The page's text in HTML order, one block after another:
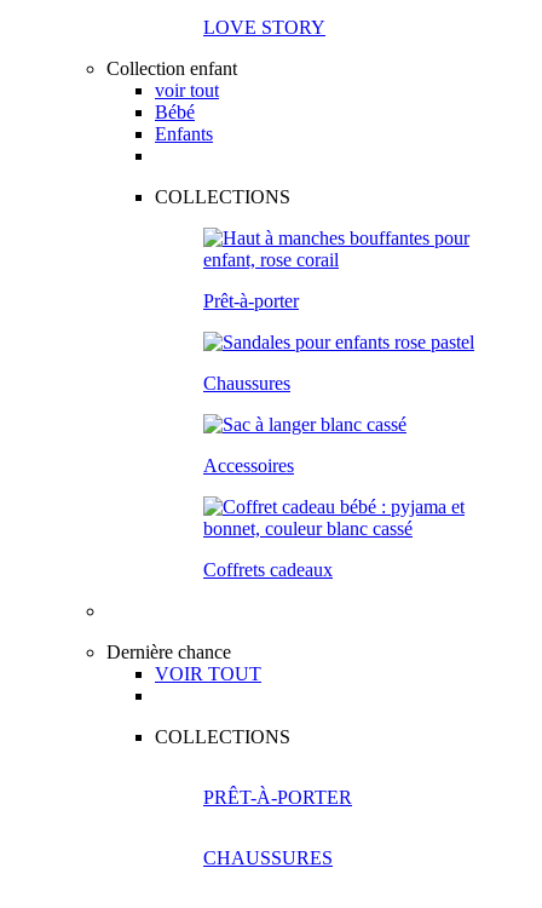
LOVE STORY
Collection enfant
voir tout
Bébé
Enfants
COLLECTIONS
Prêt-à-porter
Chaussures
Accessoires
Coffrets cadeaux
Dernière chance
VOIR TOUT
COLLECTIONS
PRÊT-À-PORTER
CHAUSSURES